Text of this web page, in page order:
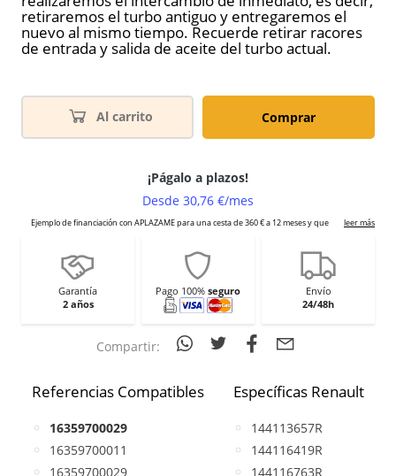
retiraremos el turbo antiguo y entregaremos el
nuevo al mismo tiempo. Recuerde retirar racores
de entrada y salida de aceite del turbo actual.
Al carrito Comprar
Garantía
2 años
Pago 100% seguro
Envío
24/48h
Compartir:
Referencias Compatibles
16359700029
16359700011
16359700029
Específicas Renault
144113657R
144116419R
144116763R